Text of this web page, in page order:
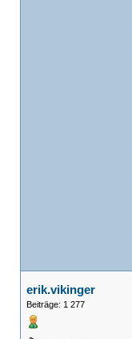
erik.vikinger
Beiträge: 1 277